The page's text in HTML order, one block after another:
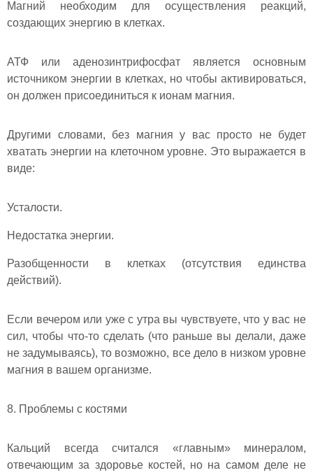
Магний необходим для осуществления реакций,
создающих энергию в клетках.
АТФ или аденозинтрифосфат является основным
источником энергии в клетках, но чтобы активироваться,
он должен присоединиться к ионам магния.
Другими словами, без магния у вас просто не будет
хватать энергии на клеточном уровне. Это выражается в
виде:
Усталости.
Недостатка энергии.
Разобщенности в клетках (отсутствия единства
действий).
Если вечером или уже с утра вы чувствуете, что у вас не
сил, чтобы что-то сделать (что раньше вы делали, даже
не задумываясь), то возможно, все дело в низком уровне
магния в вашем организме.
8. Проблемы с костями
Кальций всегда считался «главным» минералом,
отвечающим за здоровье костей, но на самом деле не